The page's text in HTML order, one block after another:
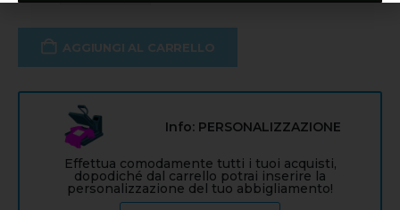
AGGIUNGI AL CARRELLO
Info: PERSONALIZZAZIONE
Effettua comodamente tutti i tuoi acquisti,
dopodiché dal carrello potrai inserire la
personalizzazione del tuo abbigliamento!